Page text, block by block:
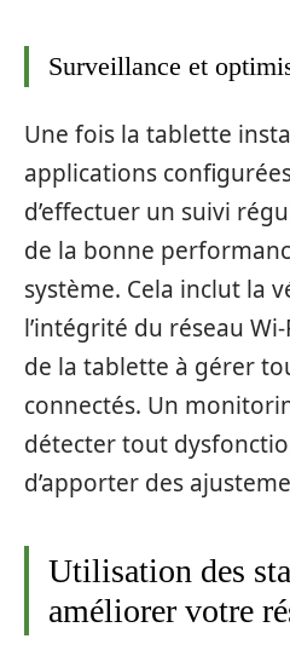
Surveillance et
Une fois la tablette
applications
d’effectuer un suivi
de la bonne
système. Cela inclut la
l’intégrité du réseau
de la tablette à gérer
connectés. Un
détecter tout
d’apporter des
Utilisation des
améliorer votre